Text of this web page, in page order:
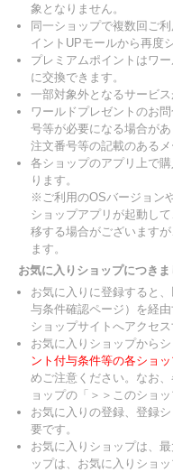
象となりません。
同一ショップで複数回ご
イントUPモールから再度
プレミアムポイントはワ
に交換できます。
一部対象外となるサービス
ワールドプレゼントのお
号等が必要になる場合が
注文番号等の記載のある
各ショップのアプリ上で
ります。
※ご利用のOSバージョン
ショップアプリが起動し
移する場合がございます
ます。
お気に入りショップにつきま
お気に入りに登録すると
与条件確認ページ）を経
ショップサイトへアクセス
お気に入りショップから
ント付与条件等の各ショ
めご注意ください。なお
ョップの「＞＞このショ
お気に入りの登録、登録
要です。
お気に入りショップは、
ップは、お気に入りショ